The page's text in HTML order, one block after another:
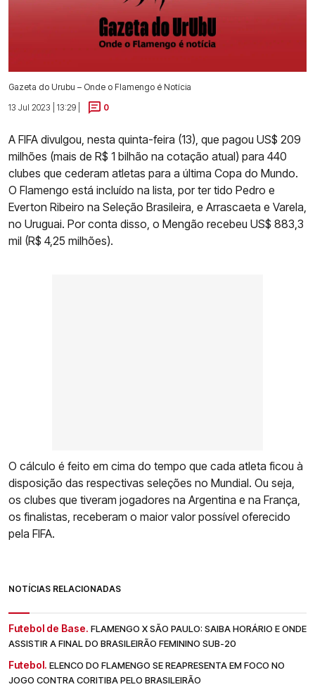
Gazeta do Urubu – Onde o Flamengo é Notícia
13 Jul 2023 | 13:29 |
0
A FIFA divulgou, nesta quinta-feira (13), que pagou US$ 209
milhões (mais de R$ 1 bilhão na cotação atual) para 440
clubes que cederam atletas para a última Copa do Mundo.
O Flamengo está incluído na lista, por ter tido Pedro e
Everton Ribeiro na Seleção Brasileira, e Arrascaeta e Varela,
no Uruguai. Por conta disso, o Mengão recebeu US$ 883,3
mil (R$ 4,25 milhões).
O cálculo é feito em cima do tempo que cada atleta ficou à
disposição das respectivas seleções no Mundial. Ou seja,
os clubes que tiveram jogadores na Argentina e na França,
os finalistas, receberam o maior valor possível oferecido
pela FIFA.
NOTÍCIAS RELACIONADAS
Futebol de Base. FLAMENGO X SÃO PAULO: SAIBA HORÁRIO E ONDE
ASSISTIR A FINAL DO BRASILEIRÃO FEMININO SUB-20
Futebol. ELENCO DO FLAMENGO SE REAPRESENTA EM FOCO NO
JOGO CONTRA CORITIBA PELO BRASILEIRÃO